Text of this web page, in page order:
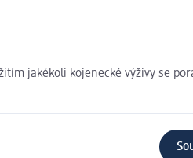
porodní asistentkou nebo
slunečnicový), sušená
hořečnatý, draselné soli
sp., regulátor kyselosti
acetát, riboflavin, pyridoxin-
reuteri
jakékoli kojenecké výživy se